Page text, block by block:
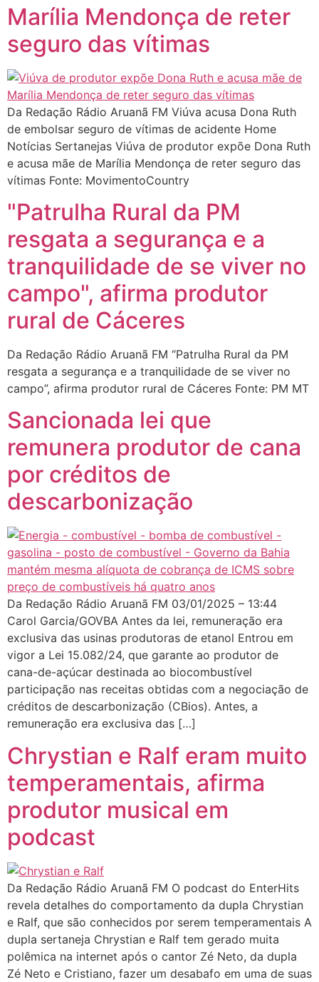
Marília Mendonça de reter
seguro das vítimas
Da Redação Rádio Aruanã FM Viúva acusa Dona Ruth
de embolsar seguro de vítimas de acidente Home
Notícias Sertanejas Viúva de produtor expõe Dona Ruth
e acusa mãe de Marília Mendonça de reter seguro das
vítimas Fonte: MovimentoCountry
"Patrulha Rural da PM
resgata a segurança e a
tranquilidade de se viver no
campo", afirma produtor
rural de Cáceres
Da Redação Rádio Aruanã FM “Patrulha Rural da PM
resgata a segurança e a tranquilidade de se viver no
campo”, afirma produtor rural de Cáceres Fonte: PM MT
Sancionada lei que
remunera produtor de cana
por créditos de
descarbonização
Da Redação Rádio Aruanã FM 03/01/2025 – 13:44
Carol Garcia/GOVBA Antes da lei, remuneração era
exclusiva das usinas produtoras de etanol Entrou em
vigor a Lei 15.082/24, que garante ao produtor de
cana-de-açúcar destinada ao biocombustível
participação nas receitas obtidas com a negociação de
créditos de descarbonização (CBios). Antes, a
remuneração era exclusiva das […]
Chrystian e Ralf eram muito
temperamentais, afirma
produtor musical em
podcast
Da Redação Rádio Aruanã FM O podcast do EnterHits
revela detalhes do comportamento da dupla Chrystian
e Ralf, que são conhecidos por serem temperamentais A
dupla sertaneja Chrystian e Ralf tem gerado muita
polêmica na internet após o cantor Zé Neto, da dupla
Zé Neto e Cristiano, fazer um desabafo em uma de suas